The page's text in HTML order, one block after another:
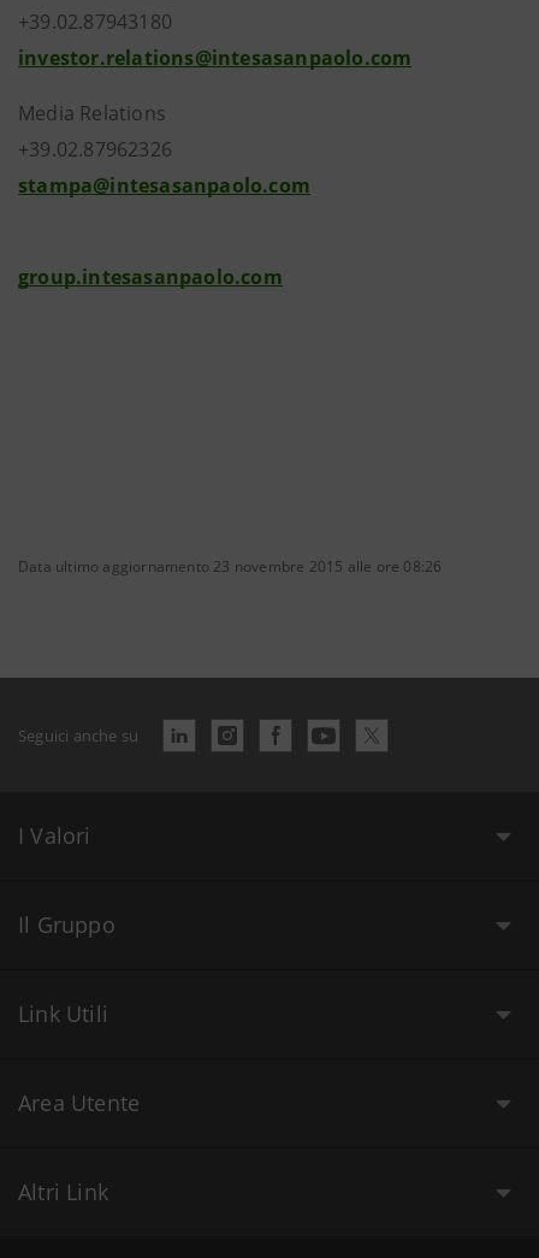
+39.02.87943180
investor.relations@intesasanpaolo.com
Media Relations
+39.02.87962326
stampa@intesasanpaolo.com
group.intesasanpaolo.com
Data ultimo aggiornamento 23 novembre 2015 alle ore 08:26
Seguici anche su
I Valori
Il Gruppo
Link Utili
Area Utente
Altri Link